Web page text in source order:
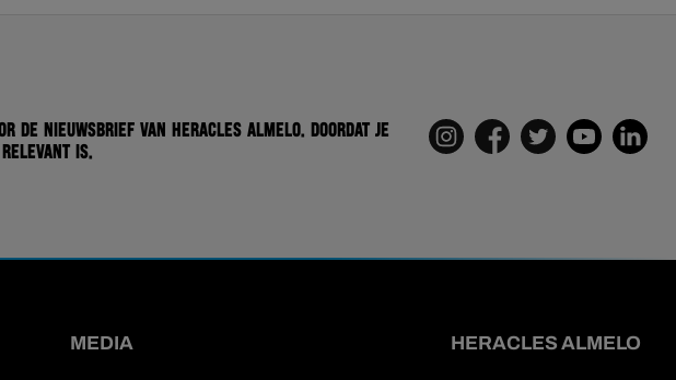
de nieuwsbrief van Heracles Almelo. Doordat je
is.
MEDIA HERACLES ALMELO